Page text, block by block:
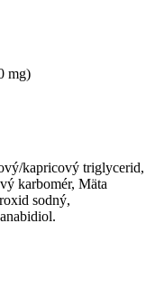
mg)
kapricový triglycerid,
karbomér, Mäta
sodný,